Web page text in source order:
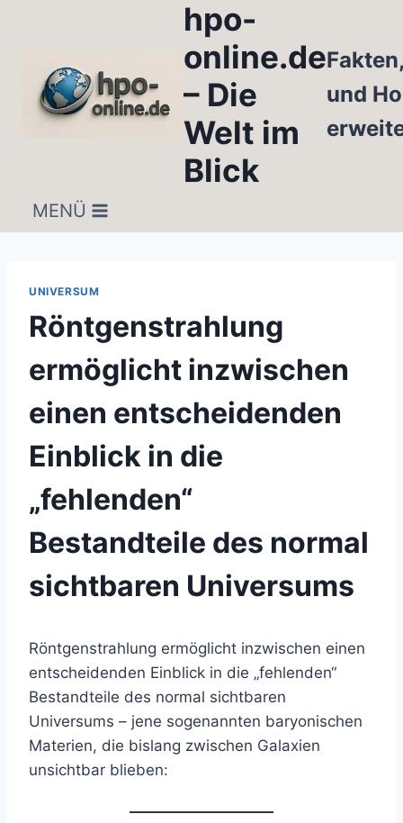
hpo-
online.de
– Die
Welt im
Blick
und
MENÜ
UNIVERSUM
Röntgenstrahlung
ermöglicht inzwischen
einen entscheidenden
Einblick in die
„fehlenden“
Bestandteile des normal
sichtbaren Universums
Röntgenstrahlung ermöglicht inzwischen einen
entscheidenden Einblick in die „fehlenden“
Bestandteile des normal sichtbaren
Universums – jene sogenannten baryonischen
Materien, die bislang zwischen Galaxien
unsichtbar blieben: